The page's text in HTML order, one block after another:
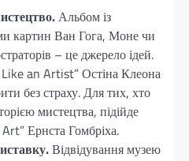
Альбом із
картин Ван Гога, Моне чи
– це джерело ідей.
an Artist” Остіна Клеона
без страху. Для тих, хто
мистецтва, підійде
Ернста Гомбріха.
Відвідування музею